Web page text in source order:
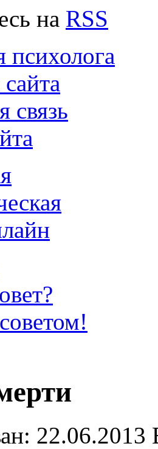
на RSS
психолога
связь